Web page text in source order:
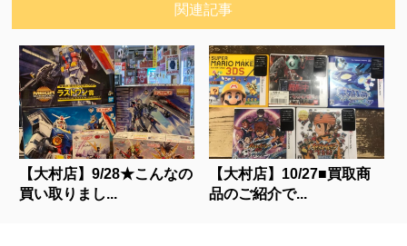
関連記事
【大村店】9/28★こんなの
買い取りまし...
【大村店】10/27■買取商
品のご紹介で...